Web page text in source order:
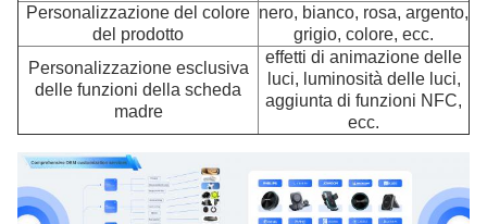
Personalizzazione del colore
del prodotto
nero, bianco, rosa, argento,
grigio, colore, ecc.
Personalizzazione esclusiva
delle funzioni della scheda
madre
effetti di animazione delle
luci, luminosità delle luci,
aggiunta di funzioni NFC,
ecc.